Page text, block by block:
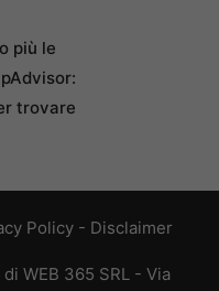
più le
trovare
Policy - Disclaimer
WEB 365 SRL - Via